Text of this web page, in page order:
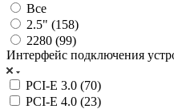
Все
2.5" (158)
2280 (99)
Интерфейс подключения
PCI-E 3.0 (70)
PCI-E 4.0 (23)